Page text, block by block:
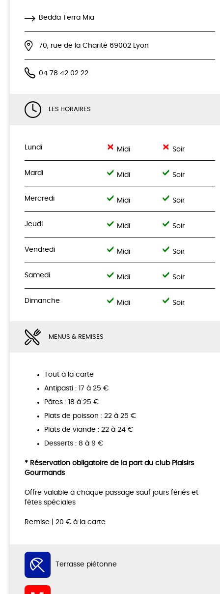
Bedda Terra Mia
70, rue de la Charité 69002 Lyon
04 78 42 02 22
LES HORAIRES
Lundi Midi Soir
Mardi Midi Soir
Mercredi Midi Soir
Jeudi Midi Soir
Vendredi Midi Soir
Samedi Midi Soir
Dimanche Midi Soir
MENUS & REMISES
Tout à la carte
Antipasti : 17 à 25 €
Pâtes : 18 à 25 €
Plats de poisson : 22 à 25 €
Plats de viande : 22 à 24 €
Desserts : 8 à 9 €
* Réservation obligatoire de la part du club Plaisirs
Gourmands
Offre valable à chaque passage sauf jours fériés et
fêtes spéciales
Remise | 20 € à la carte
Terrasse piétonne